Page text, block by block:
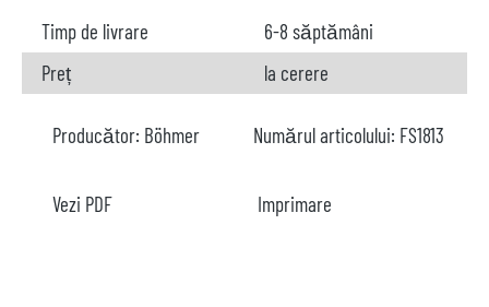
Timp de livrare
6-8 săptămâni
Preț
la cerere
Producător: Böhmer Numărul articolului: FS1813
Vezi PDF Imprimare